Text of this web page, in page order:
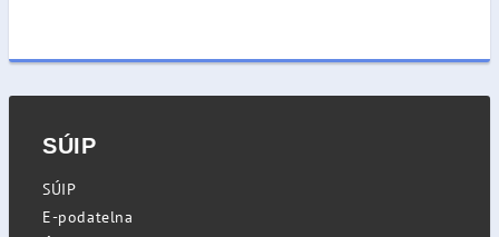
SÚIP
SÚIP
E-podatelna